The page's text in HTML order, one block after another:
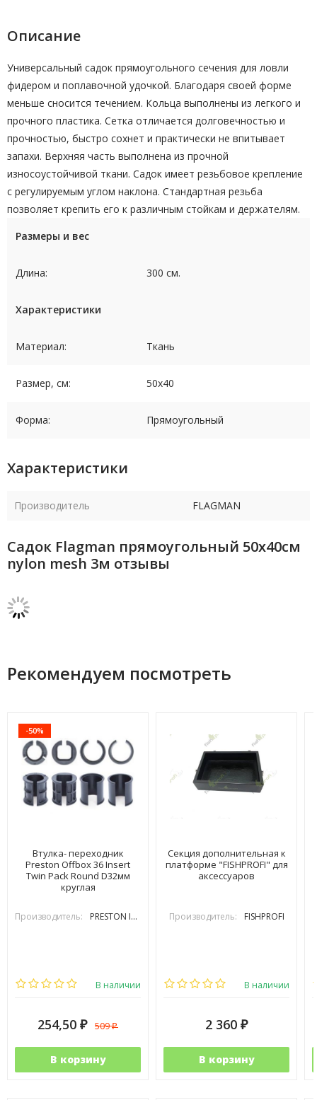
Описание
Универсальный садок прямоугольного сечения для ловли
фидером и поплавочной удочкой. Благодаря своей форме
меньше сносится течением. Кольца выполнены из легкого и
прочного пластика. Сетка отличается долговечностью и
прочностью, быстро сохнет и практически не впитывает
запахи. Верхняя часть выполнена из прочной
износоустойчивой ткани. Садок имеет резьбовое крепление
с регулируемым углом наклона. Стандартная резьба
позволяет крепить его к различным стойкам и держателям.
Размеры и вес
Длина: 300 см.
Характеристики
Материал: Ткань
Размер, см: 50х40
Форма: Прямоугольный
Характеристики
Производитель FLAGMAN
Садок Flagman прямоугольный 50x40см
nylon mesh 3м отзывы
Рекомендуем посмотреть
-50%
Втулка- переходник
Preston Offbox 36 Insert
Twin Pack Round D32мм
круглая
Производитель: PRESTON INOVATIONS
В наличии
254,50 ₽ 509₽
В корзину
Секция дополнительная к
платформе "FISHPROFI" для
аксессуаров
Производитель: FISHPROFI
В наличии
2 360 ₽
В корзину